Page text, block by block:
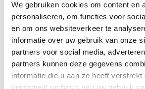
We gebruiken cookies om content en
personaliseren, om functies voor
en om ons websiteverkeer te
informatie over uw gebruik van onze
partners voor social media,
partners kunnen deze gegevens
informatie die u aan ze heeft verstrekt